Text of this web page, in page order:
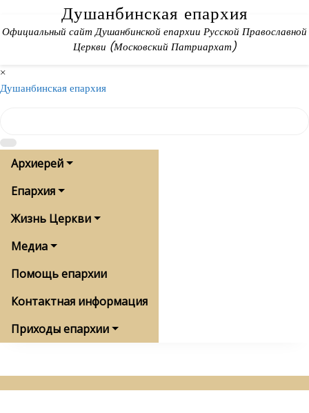
content
Душанбинская епархия
Официальный сайт Душанбинской епархии Русской Православной
Церкви (Московский Патриархат)
×
Душанбинская епархия
Архиерей
Епархия
Жизнь Церкви
Медиа
Помощь епархии
Контактная информация
Приходы епархии